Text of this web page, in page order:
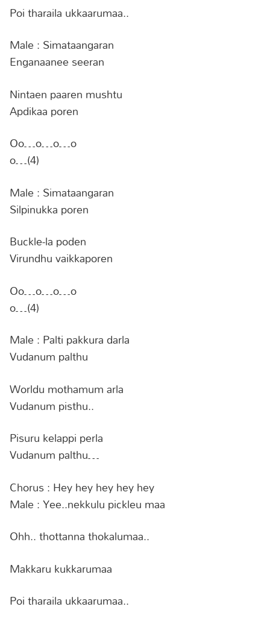
Poi tharaila ukkaarumaa..
Male : Simataangaran
Enganaanee seeran
Nintaen paaren mushtu
Apdikaa poren
Oo…o…o…o
o…(4)
Male : Simataangaran
Silpinukka poren
Buckle-la poden
Virundhu vaikkaporen
Oo…o…o…o
o…(4)
Male : Palti pakkura darla
Vudanum palthu
Worldu mothamum arla
Vudanum pisthu..
Pisuru kelappi perla
Vudanum palthu…
Chorus : Hey hey hey hey hey
Male : Yee..nekkulu pickleu maa
Ohh.. thottanna thokalumaa..
Makkaru kukkarumaa
Poi tharaila ukkaarumaa..